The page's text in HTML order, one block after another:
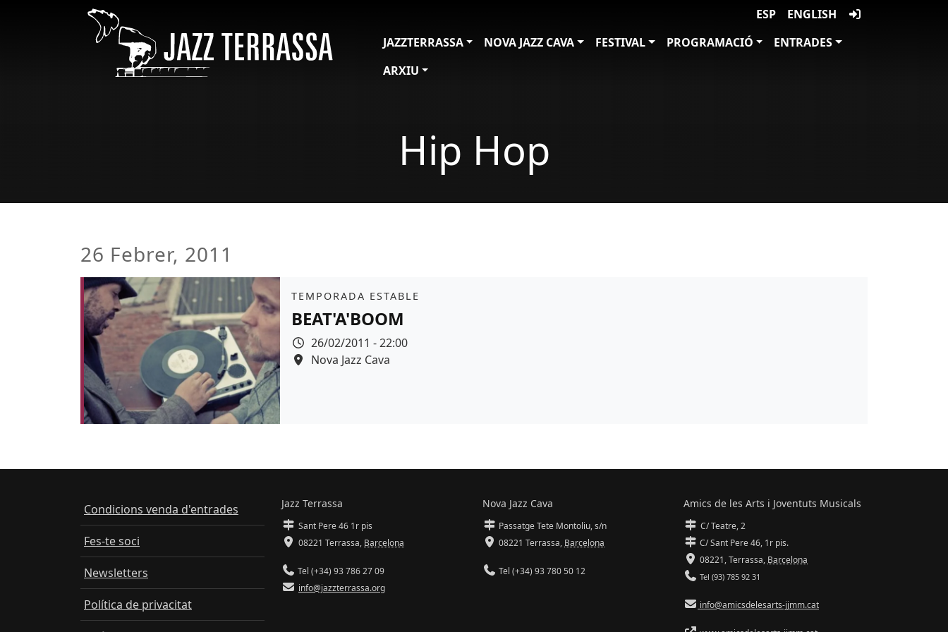
ESP
ENGLISH
JAZZTERRASSA
NOVA JAZZ CAVA FESTIVAL PROGRAMACIÓ
ENTRADES
ARXIU
Hip Hop
26 Febrer, 2011
Àmbit
TEMPORADA ESTABLE
BEAT'A'BOOM
Data
26/02/2011 - 22:00
Espai
Nova Jazz Cava
Condicions venda d'entrades
Fes-te soci
Newsletters
Política de privacitat
Jazz Terrassa
Sant Pere 46 1r pis
08221 Terrassa, Barcelona
Tel (+34) 93 786 27 09
info@jazzterrassa.org
Nova Jazz Cava
Passatge Tete Montoliu, s/n
08221 Terrassa, Barcelona
Tel (+34) 93 780 50 12
Amics de les Arts i Joventuts Musicals
C/ Teatre, 2
C/ Sant Pere 46, 1r pis.
08221,Terrassa, Barcelona
Tel (93) 785 92 31
info@amicsdelesarts-jjmm.cat